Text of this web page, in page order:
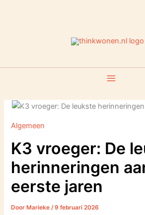
Algemeen
K3 vroeger: De
herinneringen
eerste jaren
Door Marieke/9 februari 2026